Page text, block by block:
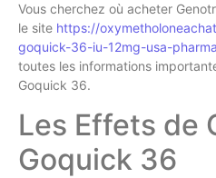
Vous cherchez où acheter
le site https://
goquick-36-iu-12mg-usa-
toutes les informations
Goquick 36.
Les Effets de
Goquick 36